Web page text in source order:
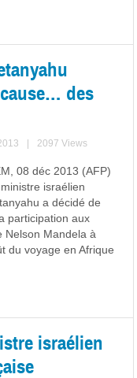
des
2097 Views
08 déc 2013 (AFP)
israélien
a décidé de
participation aux
Nelson Mandela à
du voyage en Afrique
israélien